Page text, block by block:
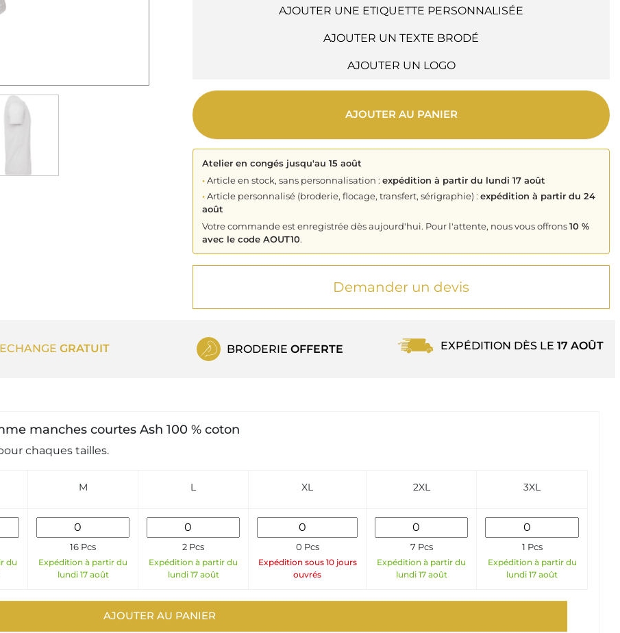
AJOUTER UNE ETIQUETTE PERSONNALISÉE
AJOUTER UN TEXTE BRODÉ
AJOUTER UN LOGO
AJOUTER AU PANIER
Atelier en congés jusqu'au 15 août
•Article en stock, sans personnalisation : expédition à partir du lundi 17 août
•Article personnalisé (broderie, flocage, transfert, sérigraphie) : expédition à partir du 24
août
Votre commande est enregistrée dès aujourd'hui. Pour l'attente, nous vous offrons10 %
avec le code AOUT10.
Demander un devis
ECHANGEGRATUIT BRODERIE OFFERTE EXPÉDITION DÈS LE 17 AOÛT
manches courtes Ash 100 % coton
chaques tailles.
M L XL 2XL 3XL
du
16 Pcs
Expédition à partir du
lundi 17 août
2 Pcs
Expédition à partir du
lundi 17 août
0 Pcs
Expédition sous 10 jours
ouvrés
7 Pcs
Expédition à partir du
lundi 17 août
1 Pcs
Expédition à partir du
lundi 17 août
AJOUTER AU PANIER